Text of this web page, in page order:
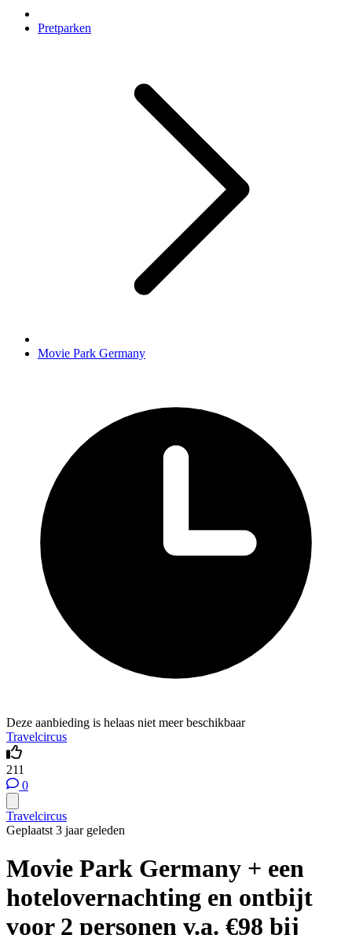
Pretparken
Movie Park Germany
Deze aanbieding is helaas niet meer beschikbaar
Travelcircus
211
0
Travelcircus
Geplaatst 3 jaar geleden
Movie Park Germany + een
hotelovernachting en ontbijt
voor 2 personen v.a. €98 bij